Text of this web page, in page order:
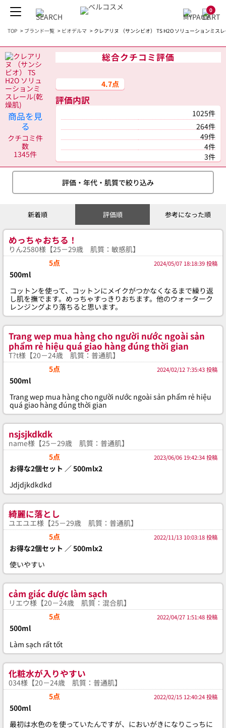
0
TOP > ブランド一覧 > ビオデルマ > クレアリヌ （サンシビオ） TS H2O ソリューションミス
商品を見
る
クチコミ件
数
1345件
総合クチコミ評価
4.7点
評価内訳
1025件
264件
49件
4件
3件
評価・年代・肌質で絞り込み
新着順 評価順 参考になった順
めっちゃおちる！
りん2580様【25－29歳 肌質：敏感肌】
5点
2024/05/07 18:18:39 投稿
500ml
コットンを使って、コットンにメイクがつかなくなるまで繰り返
し肌を撫でます。めっちゃすっきりおちます。他のウォーターク
レンジングより落ちると思います。
Trang wep mua hàng cho người nước ngoài sản
phẩm rẻ hiệu quá giao hàng đúng thời gian
T?t様【20－24歳 肌質：普通肌】
5点
2024/02/12 7:35:43 投稿
500ml
Trang wep mua hàng cho người nước ngoài sản phẩm rẻ hiệu
quá giao hàng đúng thời gian
nsjsjkdkdk
name様【25－29歳 肌質：普通肌】
5点
2023/06/06 19:42:34 投稿
お得な2個セット ／ 500mlx2
Jdjdjkdkdkd
綺麗に落とし
ユエユエ様【25－29歳 肌質：普通肌】
5点
2022/11/13 10:03:18 投稿
お得な2個セット ／ 500mlx2
使いやすい
cảm giác được làm sạch
リエウ様【20－24歳 肌質：混合肌】
5点
2022/04/27 1:51:48 投稿
500ml
Làm sạch rất tốt
化粧水が入りやすい
034様【20－24歳 肌質：普通肌】
5点
2022/02/15 12:40:24 投稿
500ml
最初は水色のを使っていたんですが、においがきになりこっちに